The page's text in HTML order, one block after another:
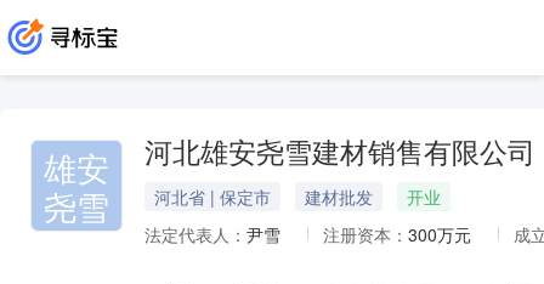
雄安
尧雪
河北雄安尧雪建材销售有限公司
河北省 | 保定市 建材批发
开业
法定代表人： 尹雪 注册资本： 300万元 成